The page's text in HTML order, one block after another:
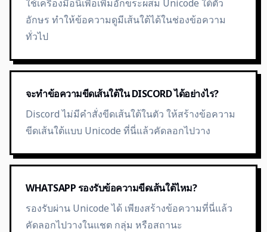
ใช้เครื่องมือนี้เพื่อเพิ่มอักขระผสม Unicode ใต้ตัว
อักษร ทำให้ข้อความดูมีเส้นใต้ได้ในช่องข้อความ
ทั่วไป
จะทำข้อความขีดเส้นใต้ใน DISCORD ได้อย่างไร?
Discord ไม่มีคำสั่งขีดเส้นใต้ในตัว ให้สร้างข้อความ
ขีดเส้นใต้แบบ Unicode ที่นี่แล้วคัดลอกไปวาง
WHATSAPP รองรับข้อความขีดเส้นใต้ไหม?
รองรับผ่าน Unicode ได้ เพียงสร้างข้อความที่นี่แล้ว
คัดลอกไปวางในแชต กลุ่ม หรือสถานะ